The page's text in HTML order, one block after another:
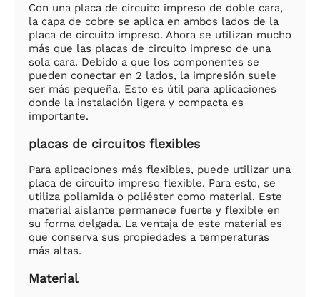
Con una placa de circuito impreso de doble cara,
la capa de cobre se aplica en ambos lados de la
placa de circuito impreso. Ahora se utilizan mucho
más que las placas de circuito impreso de una
sola cara. Debido a que los componentes se
pueden conectar en 2 lados, la impresión suele
ser más pequeña. Esto es útil para aplicaciones
donde la instalación ligera y compacta es
importante.
placas de circuitos flexibles
Para aplicaciones más flexibles, puede utilizar una
placa de circuito impreso flexible. Para esto, se
utiliza poliamida o poliéster como material. Este
material aislante permanece fuerte y flexible en
su forma delgada. La ventaja de este material es
que conserva sus propiedades a temperaturas
más altas.
Material